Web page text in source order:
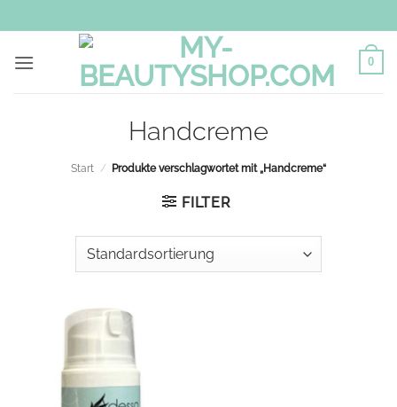
Inhalt
springen
0
Handcreme
Start / Produkte verschlagwortet mit „Handcreme“
FILTER